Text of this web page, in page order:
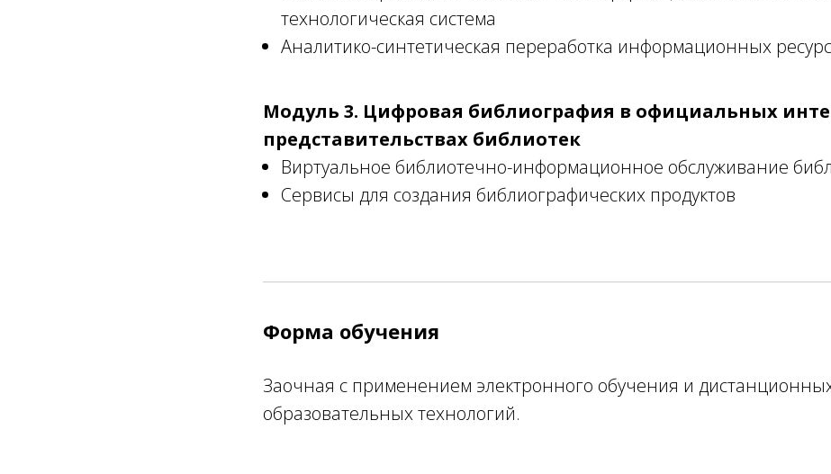
технологическая система
Аналитико-синтетическая переработка информационных
Модуль 3. Цифровая библиография в официальных
представительствах библиотек
Виртуальное библиотечно-информационное обслуживание
Сервисы для создания библиографических продуктов
Форма обучения
Заочная с применением электронного обучения и
образовательных технологий.